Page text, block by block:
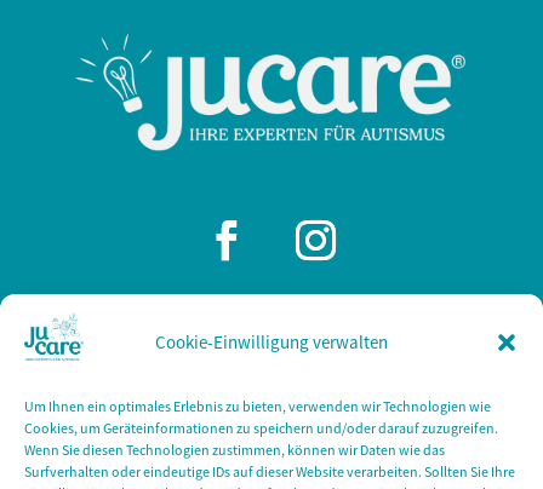
Cookie-Einwilligung verwalten
Um Ihnen ein optimales Erlebnis zu bieten, verwenden wir Technologien wie
Cookies, um Geräteinformationen zu speichern und/oder darauf zuzugreifen.
Wenn Sie diesen Technologien zustimmen, können wir Daten wie das
Surfverhalten oder eindeutige IDs auf dieser Website verarbeiten. Sollten Sie Ihre
JuCare
53489 Sinzig
Tel: +49 2642 945300